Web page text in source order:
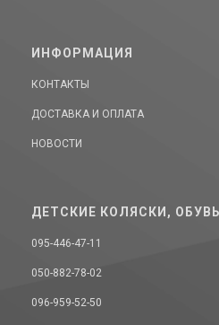
ИНФОРМАЦИЯ
КОНТАКТЫ
ДОСТАВКА И ОПЛАТА
НОВОСТИ
ДЕТСКИЕ КОЛЯСКИ, ОБУВЬ
095-446-47-11
050-882-78-02
096-959-52-50